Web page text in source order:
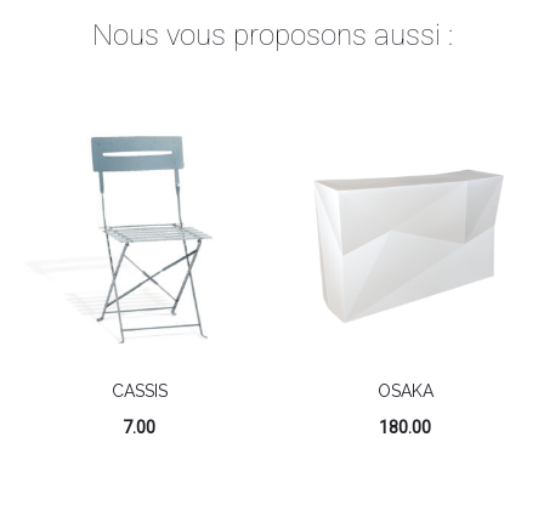
Nous vous proposons aussi :
CASSIS
7.00
OSAKA
180.00